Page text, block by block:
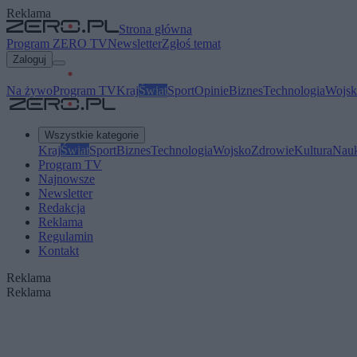
Reklama
Strona główna
Program ZERO TVNewsletterZgłoś temat
Zaloguj
Na żywoProgram TVKrajŚwiatSportOpinieBiznesTechnologia
Wszystkie kategorie
KrajŚwiatSportBiznesTechnologiaWojskoZdrowieKultura
Program TV
Najnowsze
Newsletter
Redakcja
Reklama
Regulamin
Kontakt
Reklama
Reklama